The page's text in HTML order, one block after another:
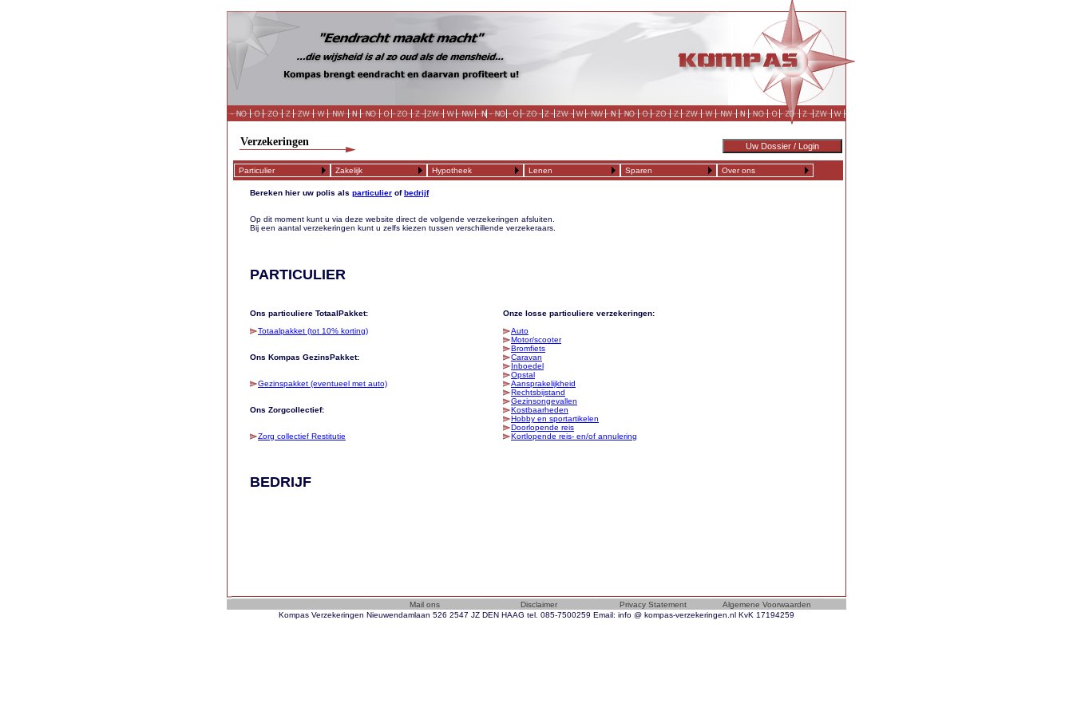
Verzekeringen
Particulier Zakelijk Hypotheek Lenen Sparen Over ons
Kompas Verzekeringen Nieuwendamlaan 526 2547 JZ DEN HAAG tel. 085-7500259 Email: info @ kompas-verzekeringen.nl KvK 17194259